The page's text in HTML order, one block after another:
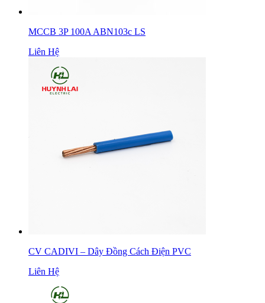
MCCB 3P 100A ABN103c LS
Liên Hệ
CV CADIVI – Dây Đồng Cách Điện PVC
Liên Hệ